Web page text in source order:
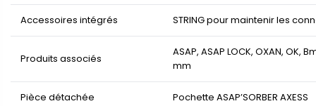
Accessoires intégrés STRING pour maintenir les
Produits associés
ASAP, ASAP LOCK, OXAN, OK,
mm
Pièce détachée Pochette ASAP’SORBER AXESS